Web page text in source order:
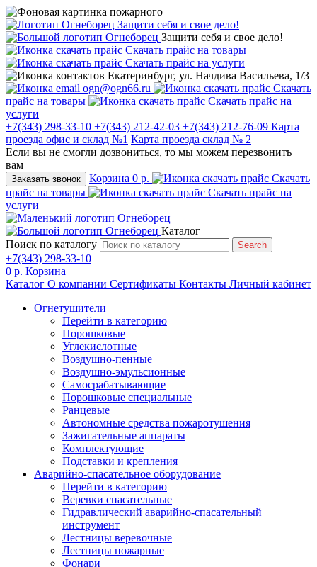
Защити себя и свое дело!
Защити себя и свое дело!
Скачать прайс на товары
Скачать прайс на услуги
Екатеринбург, ул. Начдива Васильева, 1/3
ogn@ogn66.ru
Скачать
прайс на товары
Скачать прайс на
услуги
+7(343) 298-33-10 +7(343) 212-42-03 +7(343) 212-76-09 Карта
проезда офис и склад №1 Карта проезда склад № 2
Если вы не смогли дозвониться, то мы можем перезвонить
вам
Заказать звонок Корзина 0 р.
Скачать
прайс на товары
Скачать прайс на
услуги
Каталог
Поиск по каталогу
Search
+7(343) 298-33-10
0 р. Корзина
Каталог О компании Сертификаты Контакты Личный кабинет
Огнетушители
Перейти в категорию
Порошковые
Углекислотные
Воздушно-пенные
Воздушно-эмульсионные
Самосрабатывающие
Порошковые специальные
Ранцевые
Автономные средства пожаротушения
Зажигательные аппараты
Комплектующие
Подставки и крепления
Аварийно-спасательное оборудование
Перейти в категорию
Веревки спасательные
Гидравлический аварийно-спасательный
инструмент
Лестницы веревочные
Лестницы пожарные
Фонари